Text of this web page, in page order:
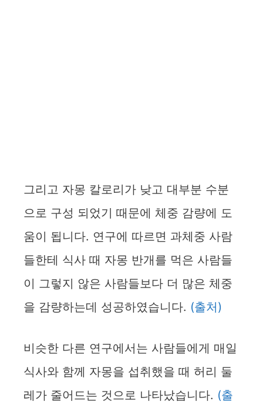
그리고 자몽 칼로리가 낮고 대부분 수분
으로 구성 되었기 때문에 체중 감량에 도
움이 됩니다. 연구에 따르면 과체중 사람
들한테 식사 때 자몽 반개를 먹은 사람들
이 그렇지 않은 사람들보다 더 많은 체중
을 감량하는데 성공하였습니다. (출처)
비슷한 다른 연구에서는 사람들에게 매일
식사와 함께 자몽을 섭취했을 때 허리 둘
레가 줄어드는 것으로 나타났습니다. (출